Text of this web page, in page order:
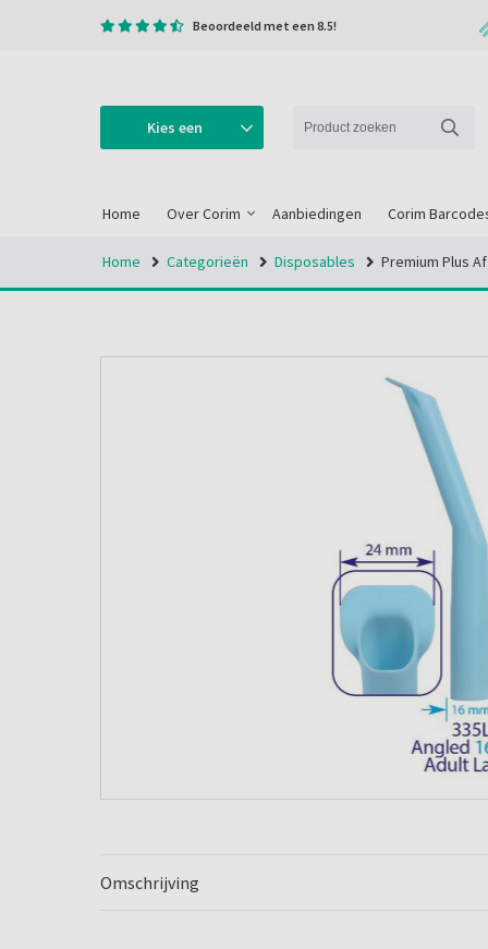
Beoordeeld met een 8.5!
Kies een
Home Over Corim Aanbiedingen Corim
Home Categorieën Disposables Premium Plus
Omschrijving